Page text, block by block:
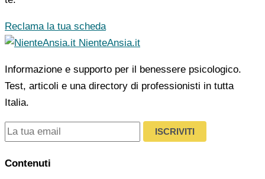
Reclama la tua scheda
NienteAnsia.it
Informazione e supporto per il benessere psicologico.
Test, articoli e una directory di professionisti in tutta
Italia.
ISCRIVITI
Contenuti